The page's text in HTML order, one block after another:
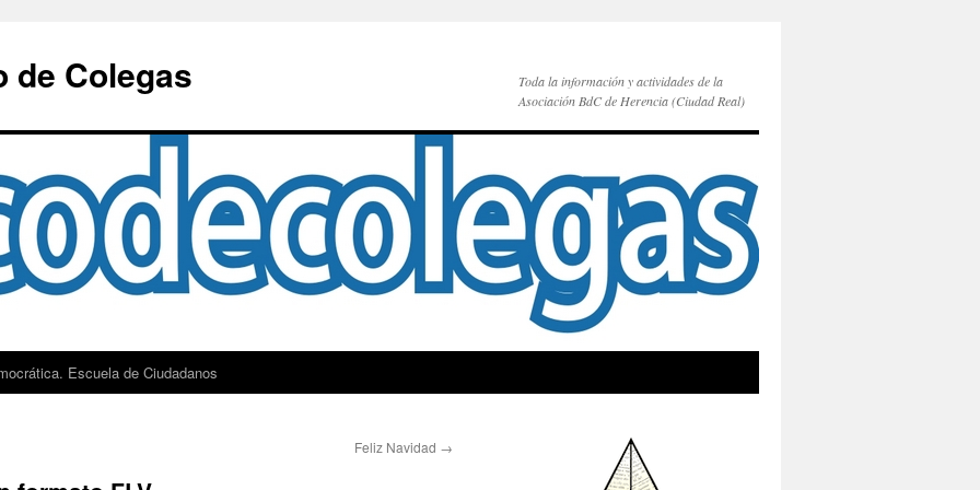
de Colegas
Toda la información y actividades de la
Asociación BdC de Herencia (Ciudad Real)
Escuela de Ciudadanos
Feliz Navidad →